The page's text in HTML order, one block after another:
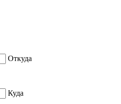
Откуда
Куда